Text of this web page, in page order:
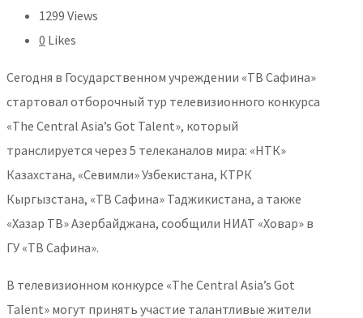
1299 Views
0 Likes
Сегодня в Государственном учреждении «ТВ Сафина»
стартовал отборочный тур телевизионного конкурса
«The Central Asia’s Got Talent», который
транслируется через 5 телеканалов мира: «НТК»
Казахстана, «Севимли» Узбекистана, КТРК
Кыргызстана, «ТВ Сафина» Таджикистана, а также
«Хазар ТВ» Азербайджана, сообщили НИАТ «Ховар» в
ГУ «ТВ Сафина».
В телевизионном конкурсе «The Central Asia’s Got
Talent» могут принять участие талантливые жители